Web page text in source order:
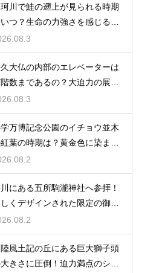
川で鮭の遡上が見られる時期
つ？生命の力強さを感じる秋
物詩
大仏の内部のエレベーターは
数まであるの？大迫力の展望
喫
万博記念公園のイチョウ並木
葉の時期は？黄金色に染まる
絶景
にある五所駒瀧神社へ参拝！
くデザインされた限定の御朱
魅力
風土記の丘にある巨大獅子頭
きさに圧倒！迫力満点のシン